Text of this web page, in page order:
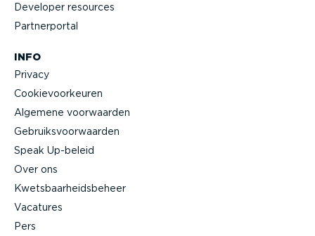
Developer resources
Partner­portal
INFO
Privacy
Cookie­voor­keuren
Algemene voorwaarden
Gebruiks­voor­waarden
Speak Up-beleid
Over ons
Kwets­baar­heids­beheer
Vacatures
Pers